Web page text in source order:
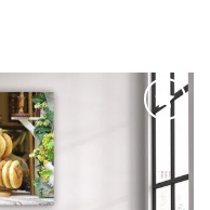
Adaugă
la